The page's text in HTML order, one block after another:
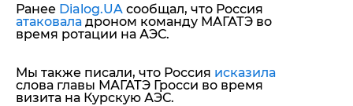
Ранее Dialog.UA сообщал, что Россия
атаковала дроном команду МАГАТЭ во
время ротации на АЭС.
Мы также писали, что Россия исказила
слова главы МАГАТЭ Гросси во время
визита на Курскую АЭС.